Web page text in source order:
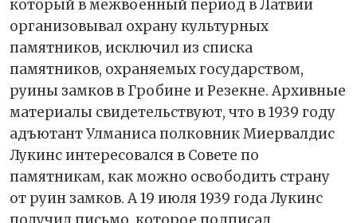
который в межвоенный период в Латвии
организовывал охрану культурных
памятников, исключил из списка
памятников, охраняемых государством,
руины замков в Гробине и Резекне. Архивные
материалы свидетельствуют, что в 1939 году
адъютант Улманиса полковник Миервалдис
Лукинс интересовался в Совете по
памятникам, как можно освободить страну
от руин замков. А 19 июля 1939 года Лукинс